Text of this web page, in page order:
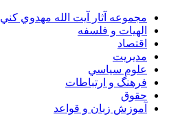
مجموعه آثار آيت الله مهدوي كني
الهیات و فلسفه
اقتصاد
مديريت
علوم سياسي
فرهنگ و ارتباطات
حقوق
آموزش زبان و قواعد